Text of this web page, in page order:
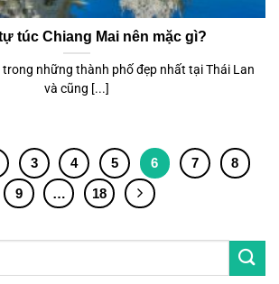
túc Chiang Mai nên mặc gì?
những thành phố đẹp nhất tại Thái Lan
và cũng [...]
3 4 5 6 7
8
9
… 18